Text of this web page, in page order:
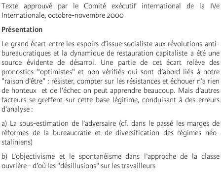
Texte approuvé par le Comité exécutif international de la IVe
Internationale, octobre-novembre 2000
Présentation
Le grand écart entre les espoirs d’issue socialiste aux révolutions anti-
bureaucratiques et la dynamique de restauration capitaliste a été une
source évidente de désarroi. Une partie de cet écart relève des
pronostics "optimistes" et non vérifiés qui sont d’abord liés à notre
"raison d’être" : résister, compter sur les résistances et échouer n’a rien
de honteux ­ et de l’échec on peut apprendre beaucoup. Mais d’autres
facteurs se greffent sur cette base légitime, conduisant à des erreurs
d’analyse :
a) La sous-estimation de l’adversaire (cf. dans le passé les marges de
réformes de la bureaucratie et de diversification des régimes néo-
staliniens)
b) L’objectivisme et le spontanéisme dans l’approche de la classe
ouvrière - d’où les "désillusions" sur les travailleurs